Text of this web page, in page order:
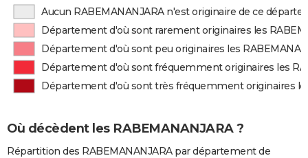
Aucun RABEMANANJARA n'est originaire de ce
Département d'où sont rarement originaires les
Département d'où sont peu originaires les
Département d'où sont fréquemment originaires les
Département d'où sont très fréquemment originaires
Où décèdent les RABEMANANJARA ?
Répartition des RABEMANANJARA par département de